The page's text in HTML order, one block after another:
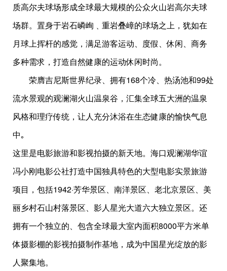
质高尔夫球场形成全球最大规模的公众火山岩高尔夫球
场群。置身于岩石嶙峋﹑重岩叠嶂的球场之上，犹如在
月球上挥杆的感觉，满足游客运动、度假、休闲、商务
多种需求，打造自然健康的运动休闲时尚。
荣膺吉尼斯世界纪录、拥有168个冷、热汤池和99处
流水景观的观澜湖火山温泉谷，汇集全球五大洲的温泉
风格和理疗传统，让人充分沐浴在生态健康的愉快气息
中｡
这里是电影旅游和影视拍摄的新天地。海口观澜湖华谊
冯小刚电影公社打造中国独具特色的大型电影实景旅游
项目，包括1942·芳华景区、南洋景区、老北京景区、美
丽乡村石山村落景区、影人星光大道六大独立景区。还
拥有一个独立的、包含全球最大室内面积8000平方米单
体摄影棚的影视拍摄制作基地，成为中国星光绽放的影
人聚集地。